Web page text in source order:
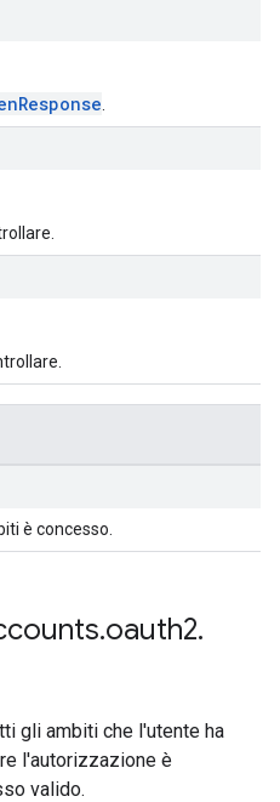
è concesso.
.oauth2.
gli ambiti che l'utente ha
l'autorizzazione è
valido.